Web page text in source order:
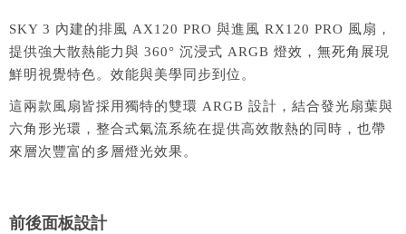
SKY 3 內建的排風 AX120 PRO 與進風 RX120 PRO 風扇，
提供強大散熱能力與 360° 沉浸式 ARGB 燈效，無死角展現
鮮明視覺特色。效能與美學同步到位。
這兩款風扇皆採用獨特的雙環 ARGB 設計，結合發光扇葉與
六角形光環，整合式氣流系統在提供高效散熱的同時，也帶
來層次豐富的多層燈光效果。
前後面板設計